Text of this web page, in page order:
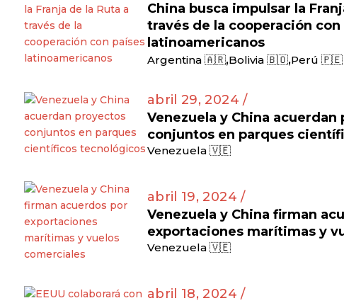
China busca impulsar la
través de la cooperación con
latinoamericanos
Argentina 🇦🇷,Bolivia 🇧🇴,Perú 🇵🇪
abril 29, 2024 /
Venezuela y China acuerdan
conjuntos en parques
Venezuela 🇻🇪
abril 19, 2024 /
Venezuela y China firman
exportaciones marítimas y
Venezuela 🇻🇪
abril 18, 2024 /